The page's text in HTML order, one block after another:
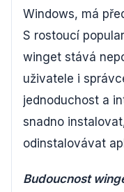
Windows, má
S rostoucí
winget stává
uživatele i
jednoduchost a
snadno
odinstalovávat
Budoucnost